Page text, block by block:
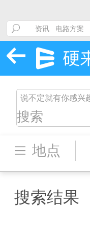
搜索
地点
搜索结果